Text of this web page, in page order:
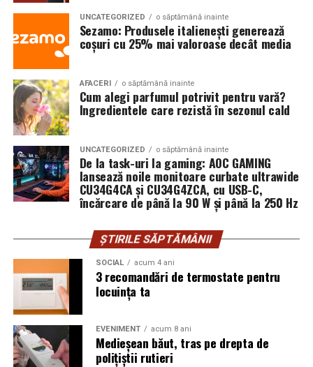
UNCATEGORIZED o săptămână inainte
Sezamo: Produsele italienești generează
coșuri cu 25% mai valoroase decât media
AFACERI o săptămână inainte
Cum alegi parfumul potrivit pentru vară?
Ingredientele care rezistă în sezonul cald
UNCATEGORIZED o săptămână inainte
De la task-uri la gaming: AOC GAMING
lansează noile monitoare curbate ultrawide
CU34G4CA și CU34G4ZCA, cu USB-C,
încărcare de până la 90 W și până la 250 Hz
ȘTIRILE SĂPTĂMÂNII
SOCIAL acum 4 ani
3 recomandări de termostate pentru
locuința ta
EVENIMENT acum 8 ani
Medieșean băut, tras pe drepta de
polițiștii rutieri